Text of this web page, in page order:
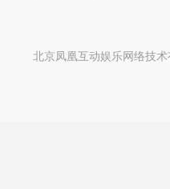
北京凤凰互动娱乐网络技